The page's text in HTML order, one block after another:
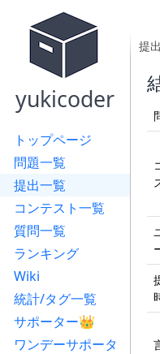
yukicoder
トップページ
問題一覧
提出一覧
コンテスト一覧
質問一覧
ランキング
Wiki
統計/タグ一覧
サポーター👑
ワンデーサポータ
提